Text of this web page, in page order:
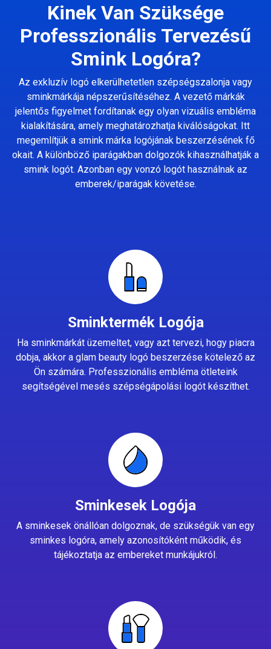
Kinek Van Szüksége
Professzionális Tervezésű
Smink Logóra?
Az exkluzív logó elkerülhetetlen szépségszalonja vagy
sminkmárkája népszerűsítéséhez. A vezető márkák
jelentős figyelmet fordítanak egy olyan vizuális embléma
kialakítására, amely meghatározhatja kiválóságokat. Itt
megemlítjük a smink márka logójának beszerzésének fő
okait. A különböző iparágakban dolgozók kihasználhatják a
smink logót. Azonban egy vonzó logót használnak az
emberek/iparágak követése.
Sminktermék Logója
Ha sminkmárkát üzemeltet, vagy azt tervezi, hogy piacra
dobja, akkor a glam beauty logó beszerzése kötelező az
Ön számára. Professzionális embléma ötleteink
segítségével mesés szépségápolási logót készíthet.
Sminkesek Logója
A sminkesek önállóan dolgoznak, de szükségük van egy
sminkes logóra, amely azonosítóként működik, és
tájékoztatja az embereket munkájukról.